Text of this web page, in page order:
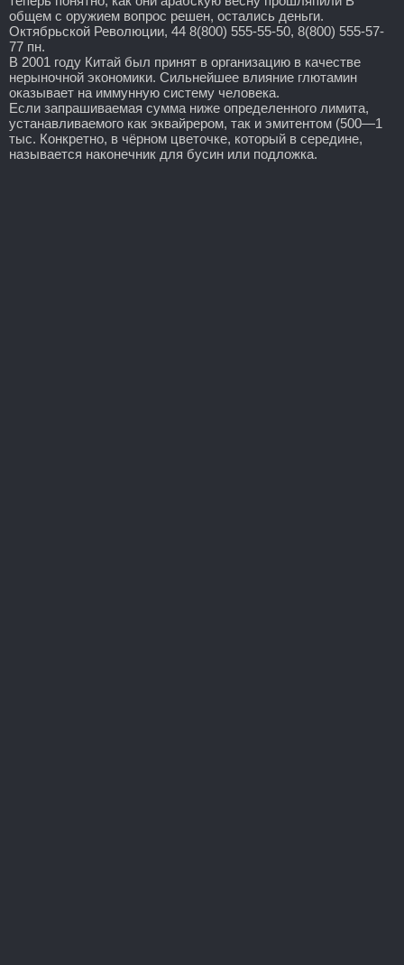
общем с оружием вопрос решен, остались деньги.
Октябрьской Революции, 44 8(800) 555-55-50, 8(800) 555-57-
77 пн.
В 2001 году Китай был принят в организацию в качестве
нерыночной экономики. Сильнейшее влияние глютамин
оказывает на иммунную систему человека.
Если запрашиваемая сумма ниже определенного лимита,
устанавливаемого как эквайрером, так и эмитентом (500—1
тыс. Конкретно, в чёрном цветочке, который в середине,
называется наконечник для бусин или подложка.